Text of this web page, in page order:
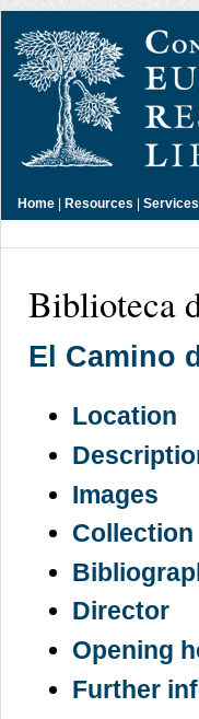
Home | Resources | Services
Biblioteca
El Camino
Location
Images
Collection
Director
Opening
Further